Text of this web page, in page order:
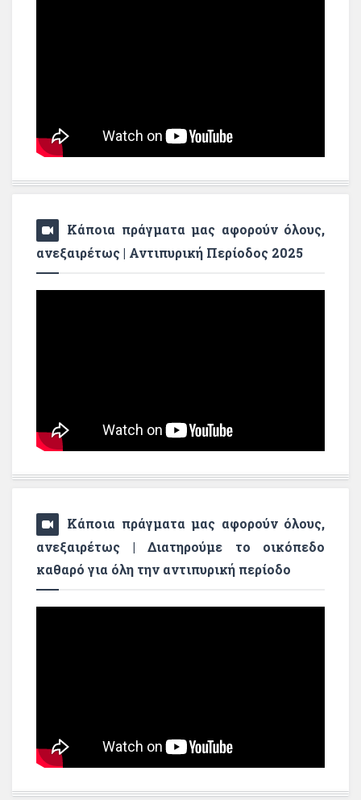
Κάποια πράγματα μας αφορούν όλους,
ανεξαιρέτως | Αντιπυρική Περίοδος 2025
Κάποια πράγματα μας αφορούν όλους,
ανεξαιρέτως | Διατηρούμε το οικόπεδο
καθαρό για όλη την αντιπυρική περίοδο